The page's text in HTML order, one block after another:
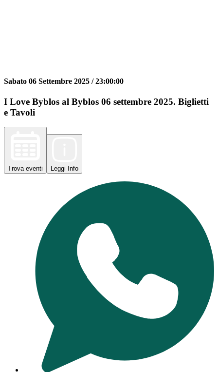
Sabato 06 Settembre 2025 /23:00:00
I Love Byblos al Byblos 06 settembre 2025. Biglietti
e Tavoli
Trova eventi Leggi Info